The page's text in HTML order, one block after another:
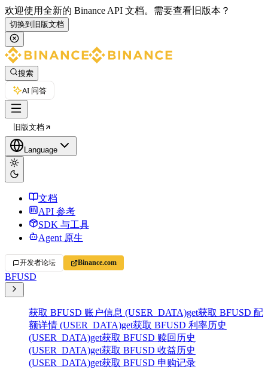
欢迎使用全新的 Binance API 文档。 需要查看旧版本？
切换到旧版文档
搜索
AI 问答
旧版文档
Language
文档
API 参考
SDK 与工具
Agent 原生
开发者论坛 Binance.com
BFUSD
获取 BFUSD 账户信息 (USER_DATA)get获取 BFUSD 配
额详情 (USER_DATA)get获取 BFUSD 利率历史
(USER_DATA)get获取 BFUSD 赎回历史
(USER_DATA)get获取 BFUSD 收益历史
(USER_DATA)get获取 BFUSD 申购记录